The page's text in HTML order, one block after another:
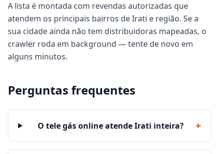
A lista é montada com revendas autorizadas que
atendem os principais bairros de Irati e região. Se a
sua cidade ainda não tem distribuidoras mapeadas, o
crawler roda em background — tente de novo em
alguns minutos.
Perguntas frequentes
O tele gás online atende Irati inteira? +